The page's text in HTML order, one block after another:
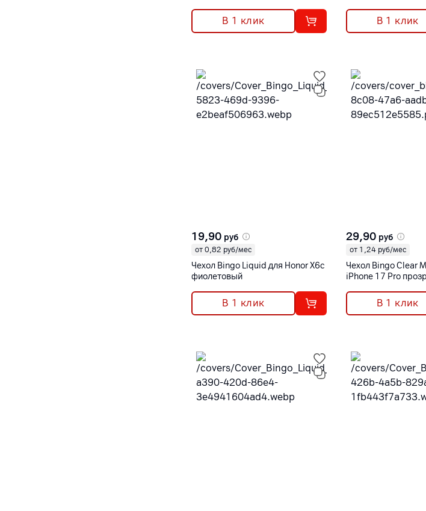
В 1 клик В 1 клик
19,90 руб
от 0,82 руб/мес
Чехол Bingo Liquid для Honor X6c
фиолетовый
В 1 клик
29,90 руб
от 1,24 руб/мес
Чехол Bingo Clear
iPhone 17 Pro
В 1 клик